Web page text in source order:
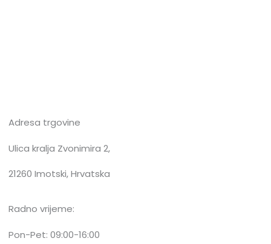
Adresa trgovine
Ulica kralja Zvonimira 2,
21260 Imotski, Hrvatska
Radno vrijeme:
Pon-Pet: 09:00-16:00